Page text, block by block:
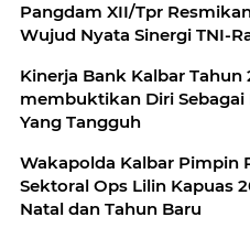
Pangdam XII/Tpr
Wujud Nyata Sinergi TNI-
Kinerja Bank Kalbar Tahun
membuktikan Diri Sebagai
Yang Tangguh
Wakapolda Kalbar Pimpin
Sektoral Ops Lilin Kapuas
Natal dan Tahun Baru